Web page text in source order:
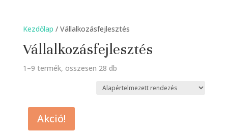
Kezdőlap / Vállalkozásfejlesztés
Vállalkozásfejlesztés
1–9 termék, összesen 28 db
Akció!